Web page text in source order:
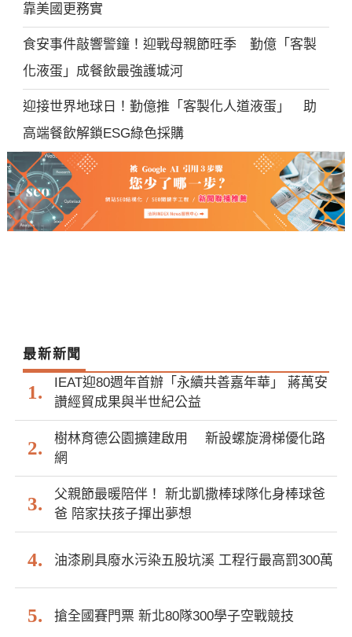
靠美國更務實
食安事件敲響警鐘！迎戰母親節旺季 勤億「客製
化液蛋」成餐飲最強護城河
迎接世界地球日！勤億推「客製化人道液蛋」 助
高端餐飲解鎖ESG綠色採購
最新新聞
IEAT迎80週年首辦「永續共善嘉年華」 蔣萬安
讚經貿成果與半世紀公益
樹林育德公園擴建啟用 新設螺旋滑梯優化路
網
父親節最暖陪伴！ 新北凱撒棒球隊化身棒球爸
爸 陪家扶孩子揮出夢想
油漆刷具廢水污染五股坑溪 工程行最高罰300萬
搶全國賽門票 新北80隊300學子空戰競技